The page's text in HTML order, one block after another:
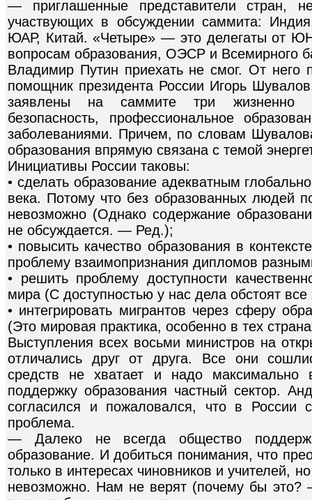
— приглашенные представители стран,
участвующих в обсуждении саммита:
ЮАР, Китай. «Четыре» — это делегаты от
вопросам образования, ОЭСР и Всемирного
Владимир Путин приехать не смог. От него
помощник президента России Игорь
заявлены на саммите три жизненно
безопасность, профессиональное
заболеваниями. Причем, по словам
образования впрямую связана с темой
Инициативы России таковы:
• сделать образование адекватным
века. Потому что без образованных людей
невозможно (Однако содержание
не обсуждается. — Ред.);
• повысить качество образования в
проблему взаимопризнания дипломов
• решить проблему доступности
мира (С доступностью у нас дела обстоят
• интегрировать мигрантов через сферу
(Это мировая практика, особенно в тех
Выступления всех восьми министров на
отличались друг от друга. Все они
средств не хватает и надо максимально
поддержку образования частный сектор.
согласился и пожаловался, что в России
проблема.
— Далеко не всегда общество
образование. И добиться понимания, что
только в интересах чиновников и учителей,
невозможно. Нам не верят (почему бы